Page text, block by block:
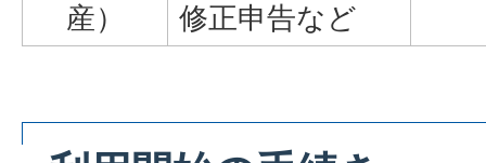
産）
修正申告など